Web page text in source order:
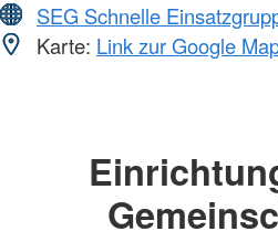
SEG Schnelle
Karte: Link zur Google